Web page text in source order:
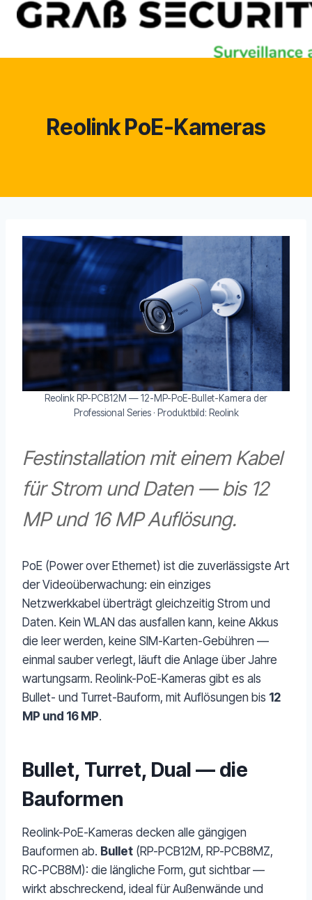
Zum
Inhalt
Reolink PoE-Kameras
Reolink RP-PCB12M — 12-MP-PoE-Bullet-Kamera der
Professional Series · Produktbild: Reolink
Festinstallation mit einem Kabel
für Strom und Daten — bis 12
MP und 16 MP Auflösung.
PoE (Power over Ethernet) ist die zuverlässigste Art
der Videoüberwachung: ein einziges
Netzwerkkabel überträgt gleichzeitig Strom und
Daten. Kein WLAN das ausfallen kann, keine Akkus
die leer werden, keine SIM-Karten-Gebühren —
einmal sauber verlegt, läuft die Anlage über Jahre
wartungsarm. Reolink-PoE-Kameras gibt es als
Bullet- und Turret-Bauform, mit Auflösungen bis 12
MP und 16 MP.
Bullet, Turret, Dual — die
Bauformen
Reolink-PoE-Kameras decken alle gängigen
Bauformen ab. Bullet (RP-PCB12M, RP-PCB8MZ,
RC-PCB8M): die längliche Form, gut sichtbar —
wirkt abschreckend, ideal für Außenwände und